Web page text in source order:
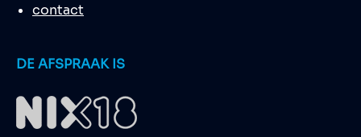
contact
DE AFSPRAAK IS